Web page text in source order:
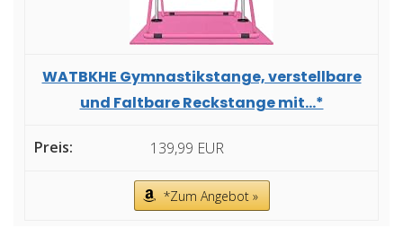
WATBKHE Gymnastikstange, verstellbare
und Faltbare Reckstange mit...*
139,99 EUR
*Zum Angebot »